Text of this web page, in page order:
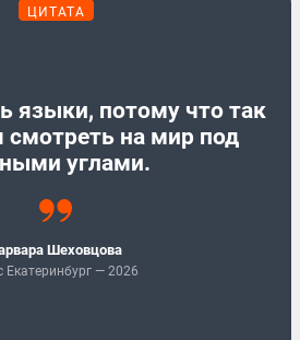
ЦИТАТА
языки, потому что так
на мир под
углами.
Шеховцова
Екатеринбург — 2026